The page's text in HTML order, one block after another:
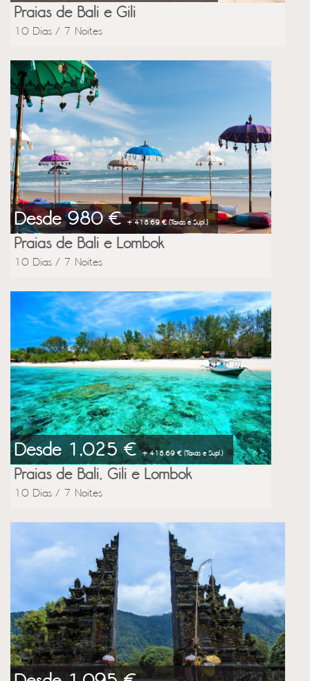
Praias de Bali e Gili
10 Dias / 7 Noites
Desde 980 €+ 418.69 € (Taxas e Supl.)
Praias de Bali e Lombok
10 Dias / 7 Noites
Desde 1,025 €+ 418.69 € (Taxas e Supl.)
Praias de Bali, Gili e Lombok
10 Dias / 7 Noites